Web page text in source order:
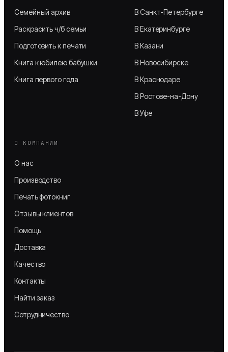
Семейный архив
Раскрасить ч/б семьи
Подготовить к печати
Книга к юбилею бабушки
Книга первого года
В Санкт-Петербурге
В Екатеринбурге
В Казани
В Новосибирске
В Краснодаре
В Ростове-на-Дону
В Уфе
О КОМПАНИИ
О нас
Производство
Печать фотокниг
Отзывы клиентов
Помощь
Доставка
Качество
Контакты
Найти заказ
Сотрудничество